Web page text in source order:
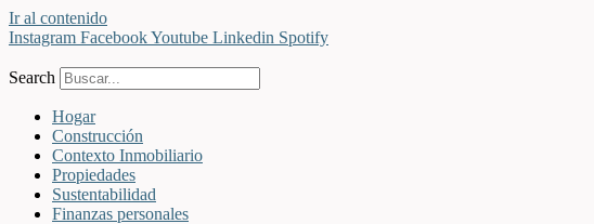
Ir al contenido
Instagram FacebookYoutube Linkedin Spotify
Search
Hogar
Construcción
Contexto Inmobiliario
Propiedades
Sustentabilidad
Finanzas personales